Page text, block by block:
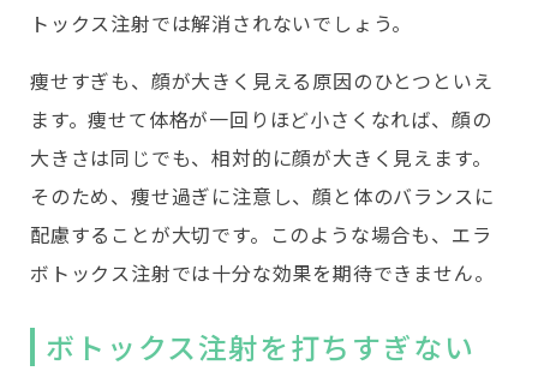
トックス注射では解消されないでしょう。
痩せすぎも、顔が大きく見える原因のひとつといえ
ます。痩せて体格が一回りほど小さくなれば、顔の
大きさは同じでも、相対的に顔が大きく見えます。
そのため、痩せ過ぎに注意し、顔と体のバランスに
配慮することが大切です。このような場合も、エラ
ボトックス注射では十分な効果を期待できません。
ボトックス注射を打ちすぎない